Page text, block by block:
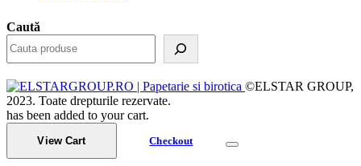
Caută
©ELSTAR GROUP,
2023. Toate drepturile rezervate.
has been added to your cart.
View Cart Checkout